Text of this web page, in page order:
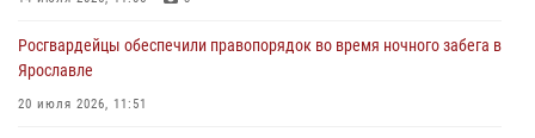
В региональном управлении Росгвардии состоялся молебен,
приуроченный к празднику Крещения Руси
Росгвардейцы обеспечили правопорядок во время ночного забега в
Ярославле
20 июля 2026, 11:51